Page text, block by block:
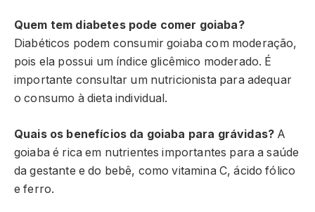
Quem tem diabetes pode comer goiaba?
Diabéticos podem consumir goiaba com moderação,
pois ela possui um índice glicêmico moderado. É
importante consultar um nutricionista para adequar
o consumo à dieta individual.
Quais os benefícios da goiaba para grávidas? A
goiaba é rica em nutrientes importantes para a saúde
da gestante e do bebê, como vitamina C, ácido fólico
e ferro.